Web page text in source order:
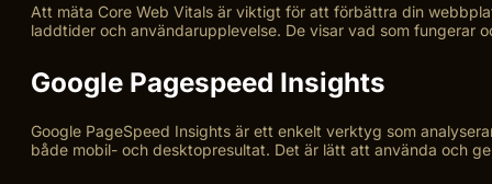
Att mäta Core Web Vitals är viktigt för att förbättra din
laddtider och användarupplevelse. De visar vad som fungerar
Google Pagespeed Insights
Google PageSpeed Insights är ett enkelt verktyg som
både mobil- och desktopresultat. Det är lätt att använda och